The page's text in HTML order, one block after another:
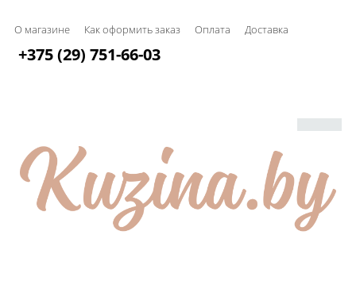
О магазине Как оформить заказ Оплата Доставка
+375 (29) 751-66-03